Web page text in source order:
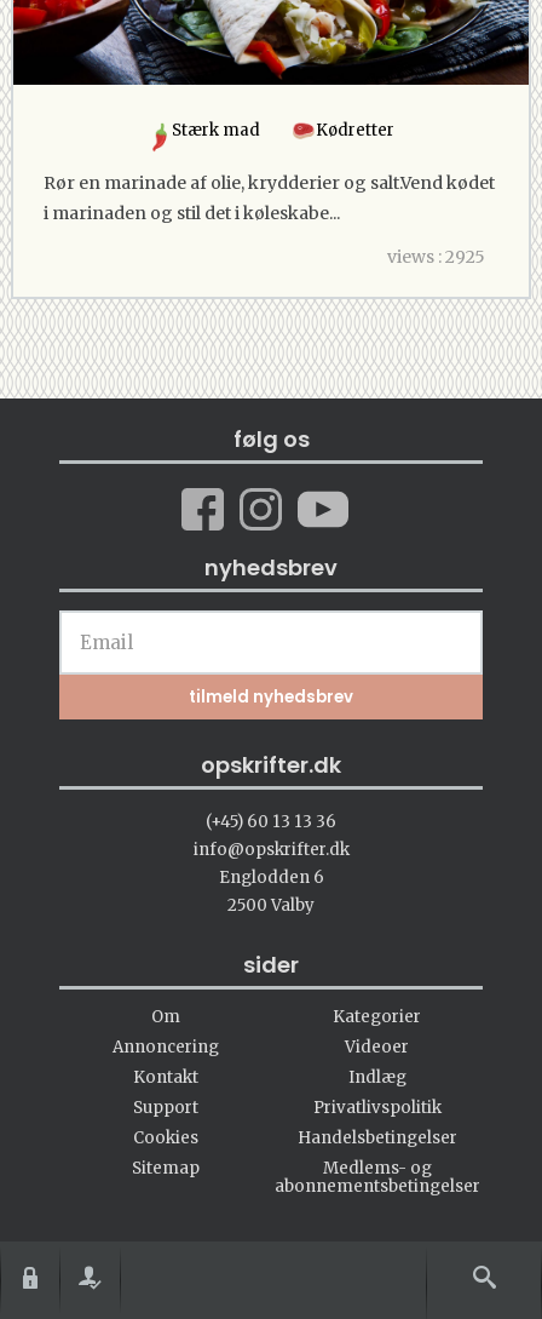
Stærk mad Kødretter
Rør en marinade af olie, krydderier og salt.Vend kødet
i marinaden og stil det i køleskabe...
views : 2925
følg os
nyhedsbrev
opskrifter.dk
(+45) 60 13 13 36
info@opskrifter.dk
Englodden 6
2500 Valby
sider
Om
Annoncering
Kontakt
Support
Cookies
Sitemap
Kategorier
Videoer
Indlæg
Privatlivspolitik
Handelsbetingelser
Medlems- og
abonnementsbetingelser